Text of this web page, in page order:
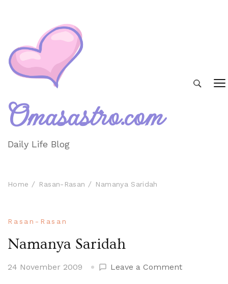
Omasastro.com
Daily Life Blog
Home Rasan-Rasan Namanya Saridah
Rasan-Rasan
Namanya Saridah
24 November 2009 Leave a Commenton